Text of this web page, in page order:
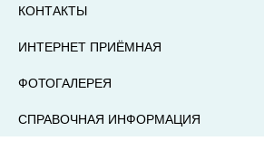
КОНТАКТЫ
ИНТЕРНЕТ ПРИЁМНАЯ
ФОТОГАЛЕРЕЯ
СПРАВОЧНАЯ ИНФОРМАЦИЯ